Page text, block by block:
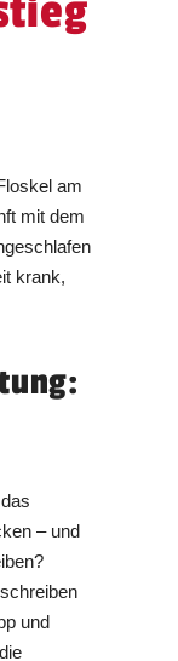
am
mit dem
krank,
– und
und